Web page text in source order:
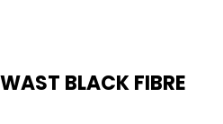
BLACK FIBRE